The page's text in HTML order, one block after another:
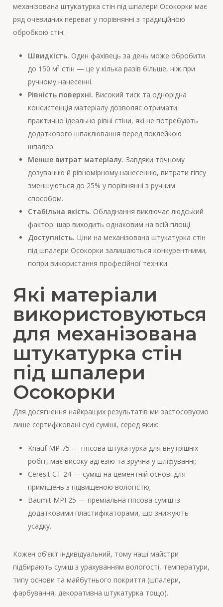
механізована штукатурка стін під шпалери Осокорки має
ряд очевидних переваг у порівнянні з традиційною
обробкою стін:
Швидкість. Один фахівець за день може обробити
до 150 м² стін — це у кілька разів більше, ніж при
ручному нанесенні.
Рівність поверхні. Високий тиск та однорідна
консистенція матеріалу дозволяє отримати
практично ідеально рівні стіни, які не потребують
додаткового шпаклювання перед поклейкою
шпалер.
Менше витрат матеріалу. Завдяки точному
дозуванню й рівномірному нанесенню, витрати гіпсу
зменшуються до 25% у порівнянні з ручним
способом.
Стабільна якість. Обладнання виключає людський
фактор: шар виходить однаковим на всій площі.
Доступність. Ціни на механізована штукатурка стін
під шпалери Осокорки залишаються конкурентними,
попри використання професійної техніки.
Які матеріали
використовуються
для механізована
штукатурка стін
під шпалери
Осокорки
Для досягнення найкращих результатів ми застосовуємо
лише сертифіковані сухі суміші, серед яких:
Knauf MP 75 — гіпсова штукатурка для внутрішніх
робіт, має високу адгезію та зручна у шліфуванні;
Ceresit CT 24 — суміш на цементній основі для
приміщень з підвищеною вологістю;
Baumit MPI 25 — преміальна гіпсова суміш із
додатковими пластифікаторами, що знижують
усадку.
Кожен об’єкт індивідуальний, тому наші майстри
підбирають суміш з урахуванням вологості, температури,
типу основи та майбутнього покриття (шпалери,
фарбування, декоративна штукатурка тощо).